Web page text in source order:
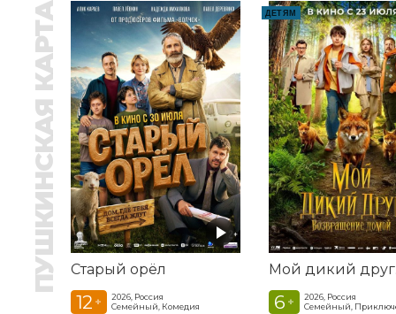
ПУШКИНСКАЯ КАРТА Старый орёл
12 +
2026, Россия
Семейный, Комедия
ДЕТЯМ
6 +
2026, Россия
Семейный,